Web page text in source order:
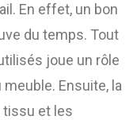
En effet, un bon
du temps. Tout
joue un rôle
Ensuite, la
tissu et les